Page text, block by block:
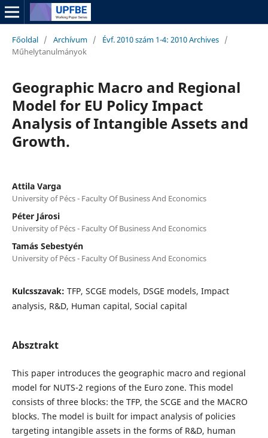
Főoldal / Archívum / Évf. 2010 szám 1-4: 2010 Archives /
Műhelytanulmányok
Geographic Macro and Regional
Model for EU Policy Impact
Analysis of Intangible Assets and
Growth.
Attila Varga
University of Pécs - Faculty Of Business And Economics
Péter Járosi
University of Pécs - Faculty Of Business And Economics
Tamás Sebestyén
University of Pécs - Faculty Of Business And Economics
Kulcsszavak: TFP, SCGE models, DSGE models, Impact
analysis, R&D, Human capital, Social capital
Absztrakt
This paper introduces the geographic macro and regional
model for NUTS-2 regions of the Euro zone. This model
consists of three blocks: the TFP, the SCGE and the MACRO
blocks. The model is built for impact analysis of policies
targeting intangible assets in the forms of R&D, human